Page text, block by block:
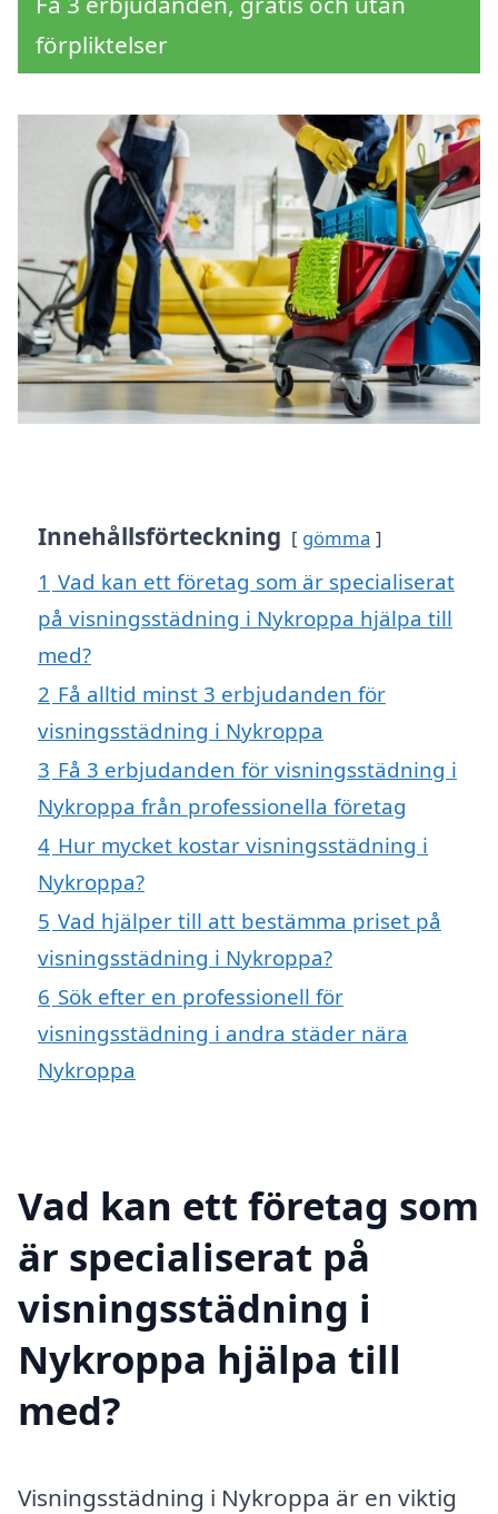
förpliktelser
Innehållsförteckning gömma
1 Vad kan ett företag som är specialiserat
på visningsstädning i Nykroppa hjälpa till
med?
2 Få alltid minst 3 erbjudanden för
visningsstädning i Nykroppa
3 Få 3 erbjudanden för visningsstädning i
Nykroppa från professionella företag
4 Hur mycket kostar visningsstädning i
Nykroppa?
5 Vad hjälper till att bestämma priset på
visningsstädning i Nykroppa?
6 Sök efter en professionell för
visningsstädning i andra städer nära
Nykroppa
Vad kan ett företag som
är specialiserat på
visningsstädning i
Nykroppa hjälpa till
med?
Visningsstädning i Nykroppa är en viktig